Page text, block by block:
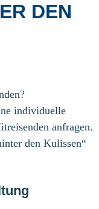
DEN
individuelle
anfragen.
den Kulissen“